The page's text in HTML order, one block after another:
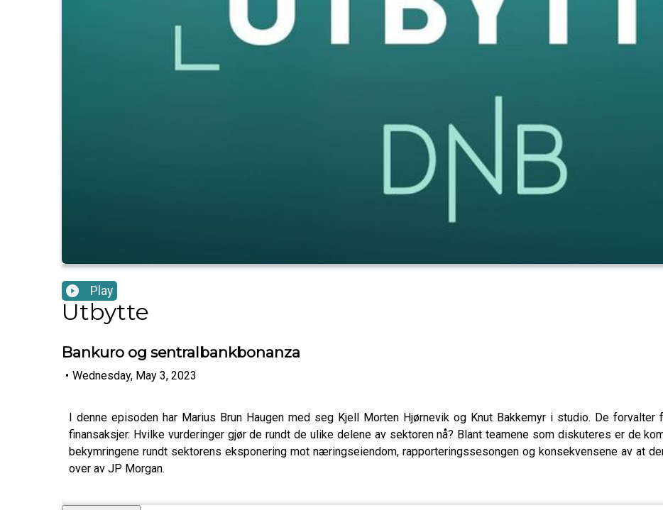
Play
Utbytte
Bankuro og sentralbankbonanza
• Wednesday, May 3, 2023
I denne episoden har Marius Brun Haugen med seg Kjell Morten Hjørnevik og Knut Bakkemyr i studio. De
finansaksjer. Hvilke vurderinger gjør de rundt de ulike delene av sektoren nå? Blant teamene som diskuteres er de
bekymringene rundt sektorens eksponering mot næringseiendom, rapporteringssesongen og konsekvensene av at
over av JP Morgan.